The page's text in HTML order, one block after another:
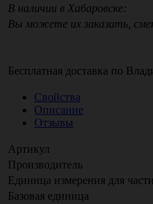
В наличии в Хабаровске:
Вы можете их заказать,
Бесплатная доставка по
Свойства
Описание
Отзывы
Артикул
Производитель
Единица измерения для
Базовая единица